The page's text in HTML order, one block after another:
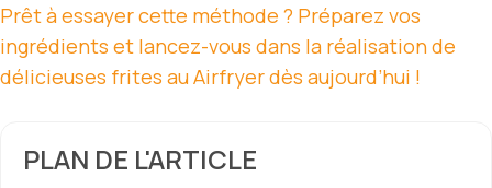
Prêt à essayer cette méthode ? Préparez vos
ingrédients et lancez-vous dans la réalisation de
délicieuses frites au Airfryer dès aujourd’hui !
PLAN DE L'ARTICLE